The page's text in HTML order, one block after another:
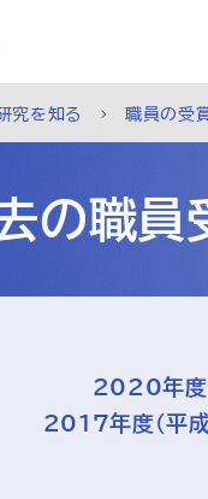
究を知る 職員の受
の職員
2020年度
2017年度（平